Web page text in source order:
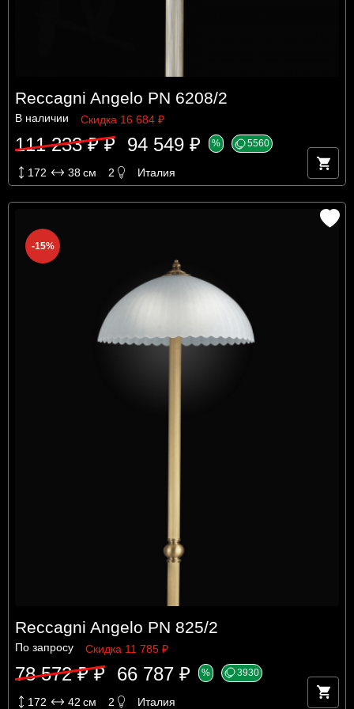
Reccagni Angelo PN 6208/2
В наличии Скидка 16 684 ₽
111 233 ₽ ₽ 94 549 ₽ % 5560
172 38см 2 Италия
-15%
Reccagni Angelo PN 825/2
По запросу Скидка 11 785 ₽
78 572 ₽ ₽ 66 787 ₽ % 3930
172 42 см 2 Италия